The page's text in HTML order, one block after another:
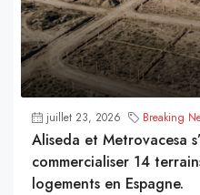
juillet 23, 2026 Breaking
Aliseda et Metrovacesa
commercialiser 14
logements en Espagne.